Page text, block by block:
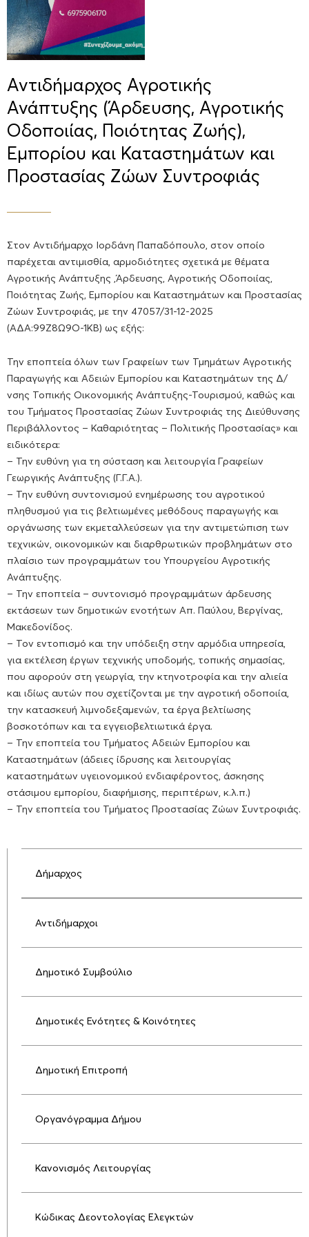
Αντιδήμαρχος Αγροτικής
Ανάπτυξης (Άρδευσης, Αγροτικής
Οδοποιίας, Ποιότητας Ζωής),
Εμπορίου και Καταστημάτων και
Προστασίας Ζώων Συντροφιάς
Στον Αντιδήμαρχο Ιορδάνη Παπαδόπουλο, στον οποίο
παρέχεται αντιμισθία, αρμοδιότητες σχετικά με θέματα
Αγροτικής Ανάπτυξης ,Άρδευσης, Αγροτικής Οδοποιίας,
Ποιότητας Ζωής, Εμπορίου και Καταστημάτων και Προστασίας
Ζώων Συντροφιάς, με την 47057/31-12-2025
(ΑΔΑ:99Ζ8Ω9Ο-1ΚΒ) ως εξής:
Την εποπτεία όλων των Γραφείων των Τμημάτων Αγροτικής
Παραγωγής και Αδειών Εμπορίου και Καταστημάτων της Δ/
νσης Τοπικής Οικονομικής Ανάπτυξης-Τουρισμού, καθώς και
του Τμήματος Προστασίας Ζώων Συντροφιάς της Διεύθυνσης
Περιβάλλοντος – Καθαριότητας – Πολιτικής Προστασίας» και
ειδικότερα:
– Την ευθύνη για τη σύσταση και λειτουργία Γραφείων
Γεωργικής Ανάπτυξης (Γ.Γ.Α.).
– Την ευθύνη συντονισμού ενημέρωσης του αγροτικού
πληθυσμού για τις βελτιωμένες μεθόδους παραγωγής και
οργάνωσης των εκμεταλλεύσεων για την αντιμετώπιση των
τεχνικών, οικονομικών και διαρθρωτικών προβλημάτων στο
πλαίσιο των προγραμμάτων του Υπουργείου Αγροτικής
Ανάπτυξης.
– Την εποπτεία – συντονισμό προγραμμάτων άρδευσης
εκτάσεων των δημοτικών ενοτήτων Απ. Παύλου, Βεργίνας,
Μακεδονίδος.
– Τον εντοπισμό και την υπόδειξη στην αρμόδια υπηρεσία,
για εκτέλεση έργων τεχνικής υποδομής, τοπικής σημασίας,
που αφορούν στη γεωργία, την κτηνοτροφία και την αλιεία
και ιδίως αυτών που σχετίζονται με την αγροτική οδοποιία,
την κατασκευή λιμνοδεξαμενών, τα έργα βελτίωσης
βοσκοτόπων και τα εγγειοβελτιωτικά έργα.
– Την εποπτεία του Τμήματος Αδειών Εμπορίου και
Καταστημάτων (άδειες ίδρυσης και λειτουργίας
καταστημάτων υγειονομικού ενδιαφέροντος, άσκησης
στάσιμου εμπορίου, διαφήμισης, περιπτέρων, κ.λ.π.)
– Την εποπτεία του Τμήματος Προστασίας Ζώων Συντροφιάς.
Δήμαρχος
Αντιδήμαρχοι
Δημοτικό Συμβούλιο
Δημοτικές Ενότητες & Κοινότητες
Δημοτική Επιτροπή
Οργανόγραμμα Δήμου
Κανονισμός Λειτουργίας
Κώδικας Δεοντολογίας Ελεγκτών